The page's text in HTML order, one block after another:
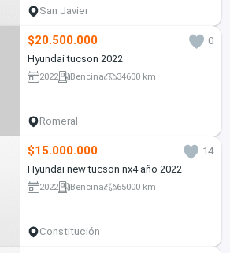
San Javier
$20.500.000
0
Hyundai tucson 2022
2022 Bencina 34600 km
Romeral
$15.000.000
14
Hyundai new tucson nx4 año 2022
2022 Bencina 65000 km
Constitución